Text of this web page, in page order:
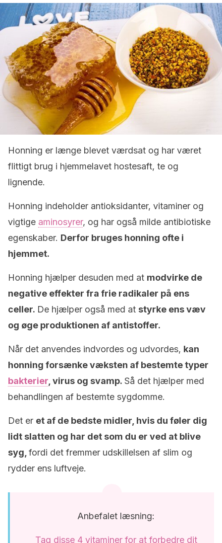
Honning er længe blevet værdsat og har været
flittigt brug i hjemmelavet hostesaft, te og
lignende.
Honning indeholder antioksidanter, vitaminer og
vigtige aminosyrer, og har også milde antibiotiske
egenskaber. Derfor bruges honning ofte i
hjemmet.
Honning hjælper desuden med at modvirke de
negative effekter fra frie radikaler på ens
celler. De hjælper også med at styrke ens væv
og øge produktionen af antistoffer.
Når det anvendes indvordes og udvordes, kan
honning forsænke væksten af bestemte typer
bakterier , virus og svamp. Så det hjælper med
behandlingen af bestemte sygdomme.
Det er et af de bedste midler, hvis du føler dig
lidt slatten og har det som du er ved at blive
syg, fordi det fremmer udskillelsen af slim og
rydder ens luftveje.
Anbefalet læsning:
Tag disse 4 vitaminer for at forbedre dit